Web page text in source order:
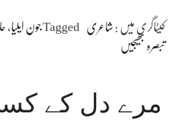
کیٹاگری میں : شاعری Taggedجون ایلیا،
تبصرہ بھیجیں
مرے دل کے